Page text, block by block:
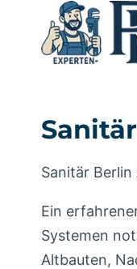
springen
Sanitär
Ein
Systemen
Altbauten,